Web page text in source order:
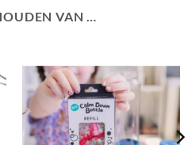
VAN …